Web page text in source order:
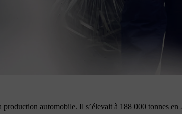
automobile. Il s’élevait à 188 000 tonnes en